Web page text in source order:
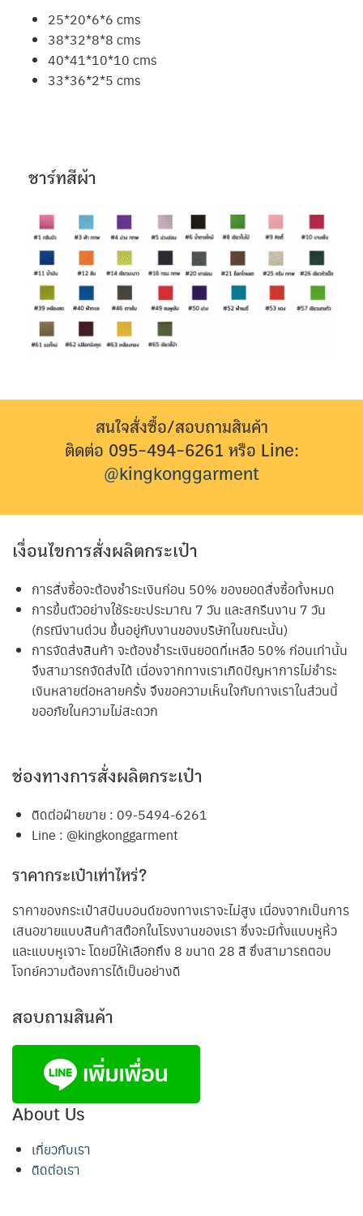
25*20*6*6 cms
38*32*8*8 cms
40*41*10*10 cms
33*36*2*5 cms
ชาร์ทสีผ้า
สนใจสั่งซื้อ/สอบถามสินค้า
ติดต่อ 095-494-6261 หรือ Line:
@kingkonggarment
เงื่อนไขการสั่งผลิตกระเป๋า
การสั่งซื้อจะต้องชำระเงินก่อน 50% ของยอดสั่งซื้อทั้งหมด
การขึ้นตัวอย่างใช้ระยะประมาณ 7 วัน และสกรีนงาน 7 วัน
(กรณีงานด่วน ขึ้นอยู่กับงานของบริษัทในขณะนั้น)
การจัดส่งสินค้า จะต้องชำระเงินยอดที่เหลือ 50% ก่อนเท่านั้น
จึงสามารถจัดส่งได้ เนื่องจากทางเราเกิดปัญหาการไม่ชำระ
เงินหลายต่อหลายครั้ง จึงขอความเห็นใจกับทางเราในส่วนนี้
ขออภัยในความไม่สะดวก
ช่องทางการสั่งผลิตกระเป๋า
ติดต่อฝ่ายขาย : 09-5494-6261
Line : @kingkonggarment
ราคากระเป๋าเท่าไหร่?
ราคาของกระเป๋าสปันบอนด์ของทางเราจะไม่สูง เนื่องจากเป็นการ
เสนอขายแบบสินค้าสต๊อกในโรงงานของเรา ซึ่งจะมีทั้งแบบหูหิ้ว
และแบบหูเจาะ โดยมีให้เลือกถึง 8 ขนาด 28 สี ซึ่งสามารถตอบ
โจทย์ความต้องการได้เป็นอย่างดี
สอบถามสินค้า
About Us
เกี่ยวกับเรา
ติดต่อเรา